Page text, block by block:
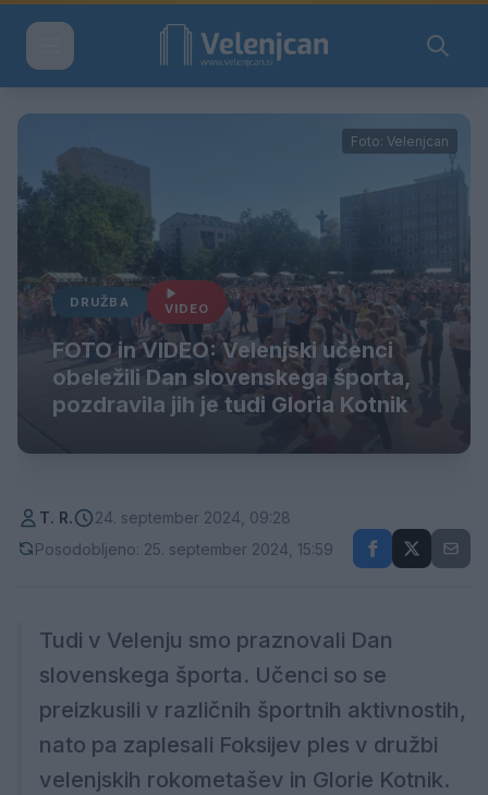
Foto: Velenjcan
DRUŽBA VIDEO
FOTO in VIDEO: Velenjski učenci
obeležili Dan slovenskega športa,
pozdravila jih je tudi Gloria Kotnik
T. R.
24. september 2024, 09:28
Posodobljeno: 25. september 2024, 15:59
Tudi v Velenju smo praznovali Dan
slovenskega športa. Učenci so se
preizkusili v različnih športnih aktivnostih,
nato pa zaplesali Foksijev ples v družbi
velenjskih rokometašev in Glorie Kotnik.